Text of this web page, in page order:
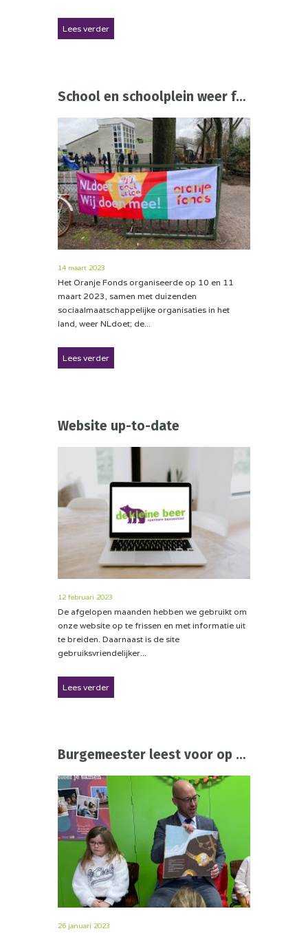
Lees verder
School en schoolplein weer fris
14 maart 2023
Het Oranje Fonds organiseerde op 10 en 11
maart 2023, samen met duizenden
sociaalmaatschappelijke organisaties in het
land, weer NLdoet; de...
Lees verder
Website up-to-date
12 februari 2023
De afgelopen maanden hebben we gebruikt om
onze website op te frissen en met informatie uit
te breiden. Daarnaast is de site
gebruiksvriendelijker...
Lees verder
Burgemeester leest voor op school
26 januari 2023